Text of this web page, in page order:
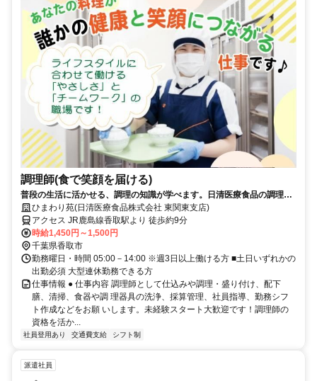
調理師(食で笑顔を届ける)
普段の生活に活かせる、調理の知識が学べます。日清医療食品の調理師
（パート・アルバイト）求人
ひまわり苑(日清医療食品株式会社 東関東支店)
アクセス JR鹿島線香取駅より 徒歩約9分
時給1,450円～1,500円
千葉県香取市
勤務曜日・時間 05:00－14:00 ※週3日以上働ける方 ■土日いずれかの
出勤必須 大型連休勤務できる方
仕事情報 ● 仕事内容 調理師として仕込みや調理・盛り付け、配下
膳、清掃、食器や調 理器具の洗浄、採算管理、社員指導、勤務シフ
ト作成などをお願 いします。未経験スタート大歓迎です！調理師の
資格を活か...
社員登用あり 交通費支給 シフト制
派遣社員